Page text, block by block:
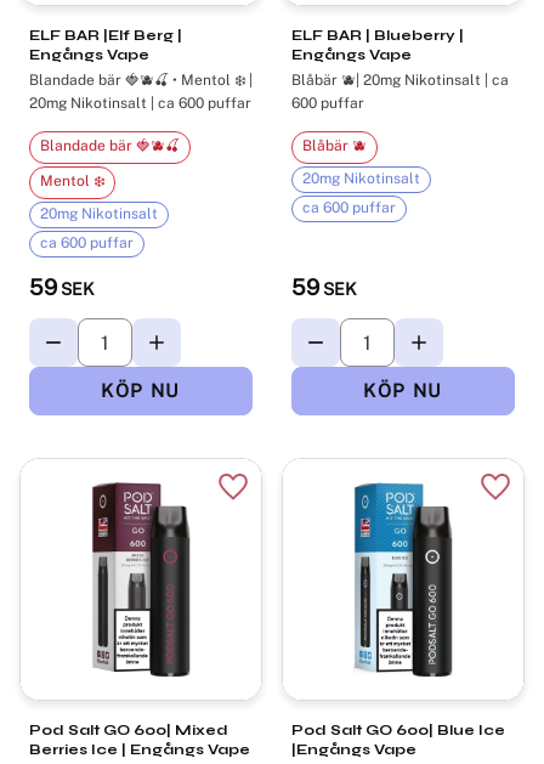
ELF BAR |Elf Berg |
Engångs Vape
Blandade bär 🍓🫐🍒 • Mentol ❄️ |
20mg Nikotinsalt | ca 600 puffar
59 SEK
Blandade bär 🍓🫐🍒
Mentol ❄️
20mg Nikotinsalt
ca 600 puffar
ELF BAR | Blueberry |
Engångs Vape
Blåbär 🫐| 20mg Nikotinsalt | ca
600 puffar
59 SEK
Blåbär 🫐
20mg Nikotinsalt
ca 600 puffar
Pod Salt GO 600| Mixed
Berries Ice | Engångs Vape
Lägg till i favoriter
Pod Salt GO 600| Blue Ice
|Engångs Vape